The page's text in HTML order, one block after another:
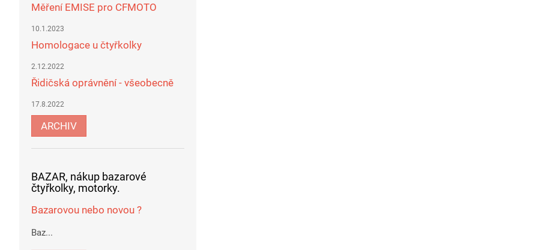
Měření EMISE pro CFMOTO
10.1.2023
Homologace u čtyřkolky
2.12.2022
Řidičská oprávnění - všeobecně
17.8.2022
ARCHIV
BAZAR, nákup bazarové
čtyřkolky, motorky.
Bazarovou nebo novou ?
Baz...